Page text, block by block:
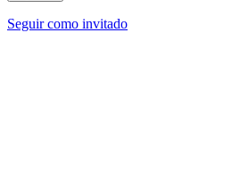
Seguir como invitado